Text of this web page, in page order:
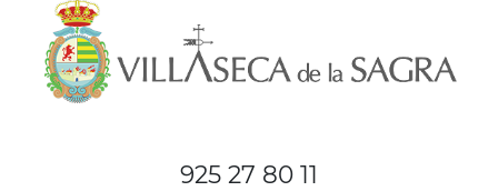
925 27 80 11